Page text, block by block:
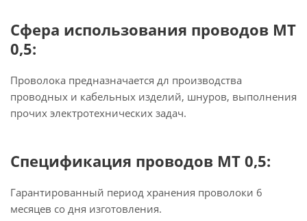
Сфера использования проводов МТ
0,5:
Проволока предназначается дл производства
проводных и кабельных изделий, шнуров, выполнения
прочих электротехнических задач.
Спецификация проводов МТ 0,5:
Гарантированный период хранения проволоки 6
месяцев со дня изготовления.